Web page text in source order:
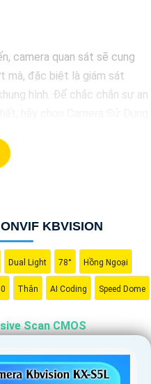
camera quan sát sẽ cung
mà, đặc biệt là giám sát
hình. Để chắc chắn sự an
KBVISION
Dual Light 78° Hồng Ngoại
Thân AI Coding Speed Dome
Scan CMOS